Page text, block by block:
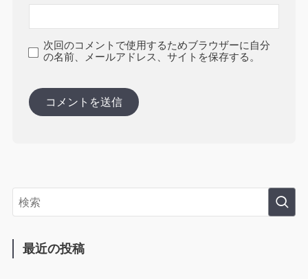
次回のコメントで使用するためブラウザーに自分
の名前、メールアドレス、サイトを保存する。
最近の投稿